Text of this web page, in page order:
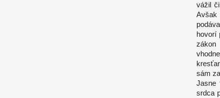
vážil
hovorí
sám
Jasne
srdca